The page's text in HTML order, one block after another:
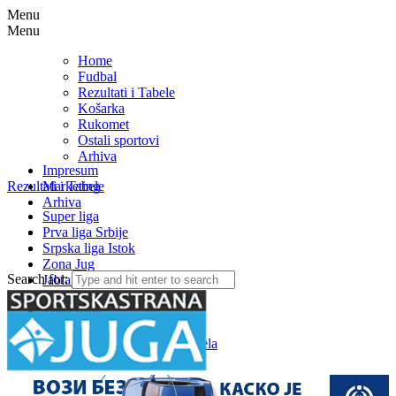
Menu
Menu
Home
Fudbal
Rezultati i Tabele
Košarka
Rukomet
Ostali sportovi
Arhiva
Rezultati i Tabele
Super liga
Prva liga Srbije
Srpska liga Istok
Zona Jug
Jablanička okružna liga
Medjuopštinska liga FSJO
Zona Istok
Zona Centar
Zona Zapad – Rezultati i tabela
Impresum
Marketing
Arhiva
Search for: